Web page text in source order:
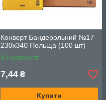
Конверт Бандерольний №17
230х340 Польща (100 шт)
В наявності
7,44 ₴
Купити